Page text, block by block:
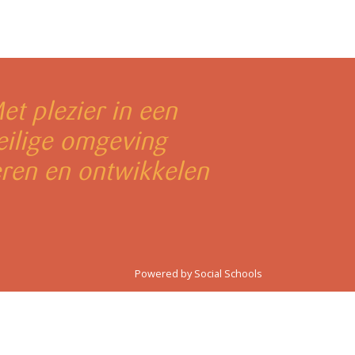
plezier in een
omgeving
en ontwikkelen
Powered bySocial Schools